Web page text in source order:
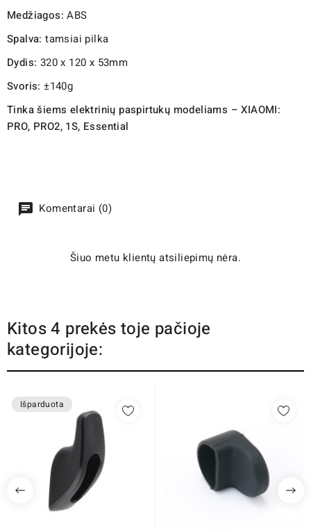
Medžiagos: ABS
Spalva: tamsiai pilka
Dydis: 320 x 120 x 53mm
Svoris: ±140g
Tinka šiems elektrinių paspirtukų modeliams – XIAOMI:
PRO, PRO2, 1S, Essential
Komentarai (0)
Šiuo metu klientų atsiliepimų nėra.
Kitos 4 prekės toje pačioje
kategorijoje:
Išparduota